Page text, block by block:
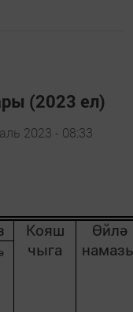
(2023 ел)
2023 - 08:33
Кояш
чыга
Өйлә